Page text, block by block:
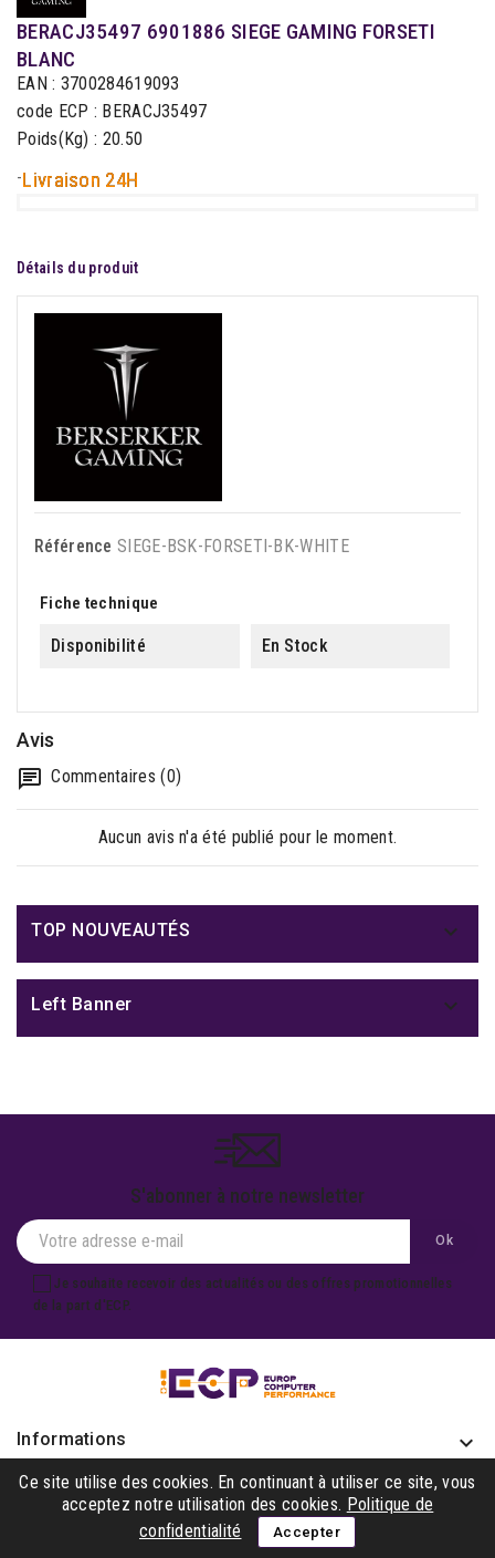
BERACJ35497 6901886 SIEGE GAMING FORSETI
BLANC
EAN : 3700284619093
code ECP : BERACJ35497
Poids(Kg) : 20.50
-Livraison 24H
Détails du produit
Référence SIEGE-BSK-FORSETI-BK-WHITE
Fiche technique
Disponibilité En Stock
Avis
Commentaires (0)
Aucun avis n'a été publié pour le moment.
TOP NOUVEAUTÉS 
Left Banner 
S'abonner à notre newsletter
Je souhaite recevoir des actualités ou des offres promotionnelles
de la part d'ECP.
Informations keyboard_arrow_down
Produits 
Notre société
Ce site utilise des cookies. En continuant à utiliser ce site, vous
acceptez notre utilisation des cookies. Politique de
confidentialité
Accepter